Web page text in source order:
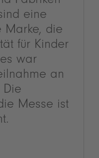
eine
Marke, die
für Kinder
war
an
Die
Messe ist